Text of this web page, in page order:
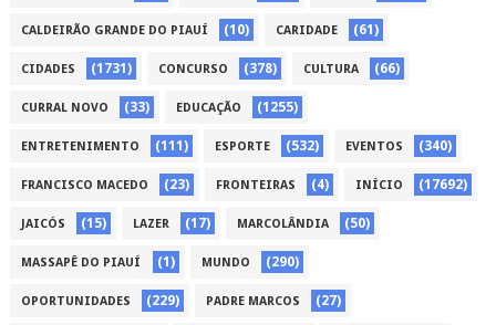
CALDEIRÃO GRANDE DO PIAUÍ (10) CARIDADE (61)
CIDADES (1731) CONCURSO (378) CULTURA (66)
CURRAL NOVO (33) EDUCAÇÃO (1255)
ENTRETENIMENTO (111) ESPORTE (532) EVENTOS (340)
FRANCISCO MACEDO (23) FRONTEIRAS (4) INÍCIO (17692)
JAICÓS (15) LAZER (17) MARCOLÂNDIA (50)
MASSAPÊ DO PIAUÍ (1) MUNDO (290)
OPORTUNIDADES (229) PADRE MARCOS (27)